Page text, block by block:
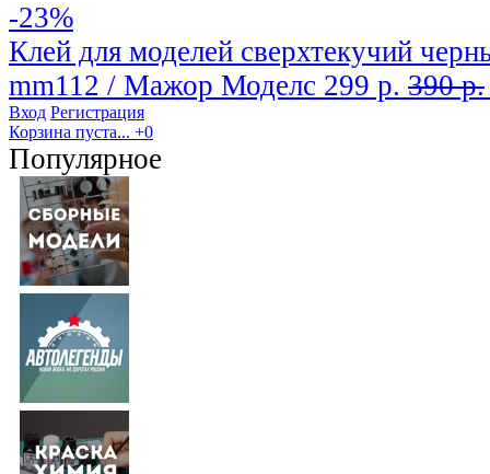
-23%
Клей для моделей сверхтекучий
mm112 / Мажор Моделс 299 р. 390 р.
Вход Регистрация
Корзина пуста... +0
Популярное